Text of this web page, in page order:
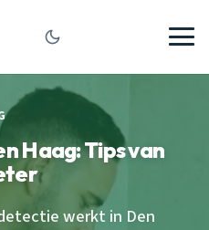
Haag: Tips van
werkt in Den